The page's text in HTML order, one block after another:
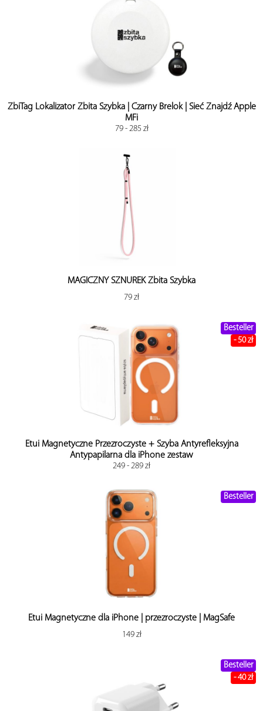
ZbiTag Lokalizator Zbita Szybka | Czarny Brelok | Sieć Znajdź Apple
MFi
79 - 285 zł
MAGICZNY SZNUREK Zbita Szybka
79 zł
Besteller
- 50 zł
Etui Magnetyczne Przezroczyste + Szyba Antyrefleksyjna
Antypapilarna dla iPhone zestaw
249 - 289 zł
Besteller
Etui Magnetyczne dla iPhone | przezroczyste | MagSafe
149 zł
Besteller
- 40 zł